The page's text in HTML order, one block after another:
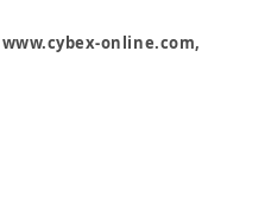
online.com,